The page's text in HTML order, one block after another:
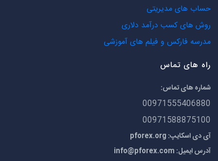
حساب های مدیریتی
روش های کسب درآمد دلاری
مدرسه فارکس و فیلم های آموزشی
راه های تماس
شماره های تماس:
00971555406880
00971588875100
آی دی اسکایپ: pforex.org
آدرس ایمیل: info@pforex.com